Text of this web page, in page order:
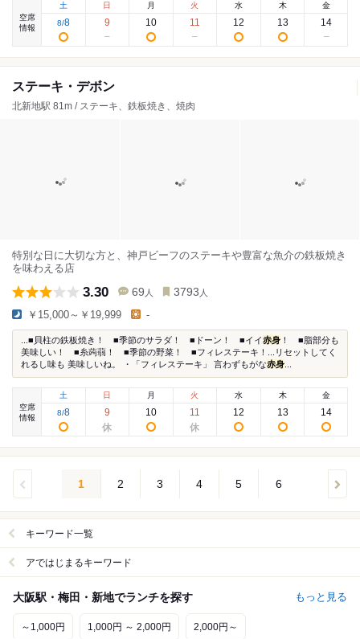
空席
情報
土
8/8
日
9
月
10
火
11
水
12
木
13
金
14
ステーキ・デボン
北新地駅 81m / ステーキ、鉄板焼き、焼肉
特別な日に大切な方と、神戸ビーフのステーキや豊富な魚介の鉄板焼き
を味わえる店
3.30 69 人 3793 人
￥15,000～￥19,999 -
...■貝柱の鉄板焼き！ ■季節のサラダ！ ■ドーン！ ■イイ赤身 ！ ■脂部分も
美味しい！ ■糸蒟蒻！ ■季節の野菜！ ■フィレステーキ！...リセットしてく
れるし味も 美味しいね。 ・「フィレステーキ」 言わずもがな赤身
空席
情報
土
8/8
日
9
月
10
火
11
水
12
木
13
金
14
1 2 3 4 5 6
キーワード一覧
アではじまるキーワード
大阪駅・梅田・新地でランチを探す もっと見る
～1,000円 1,000円 ～ 2,000円 2,000円～